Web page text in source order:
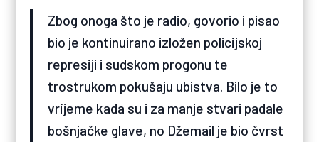
Zbog onoga što je radio, govorio i pisao
bio je kontinuirano izložen policijskoj
represiji i sudskom progonu te
trostrukom pokušaju ubistva. Bilo je to
vrijeme kada su i za manje stvari padale
bošnjačke glave, no Džemail je bio čvrst